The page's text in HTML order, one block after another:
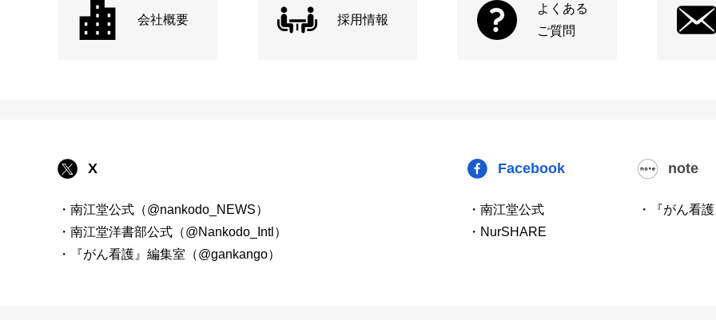
会社概要 採用情報
よくある
ご質問
X
・南江堂公式（@nankodo_NEWS）
・南江堂洋書部公式（@Nankodo_Intl）
・『がん看護』編集室（@gankango）
Facebook
・南江堂公式
・NurSHARE
note
・『がん看